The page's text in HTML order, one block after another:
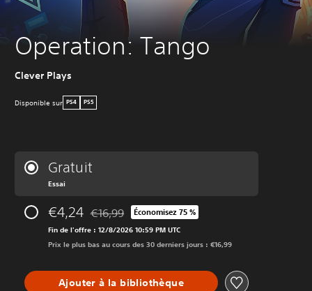
Operation: Tango
Clever Plays
Disponible sur PS4 PS5
Gratuit
Essai
€4,24 Remise par rapport au prix d'origine de €16,99
€16,99 Économisez 75 %
Fin de l'offre : 12/8/2026 10:59 PM UTC
Prix le plus bas au cours des 30 derniers jours : €16,99
Ajouter à la bibliothèque